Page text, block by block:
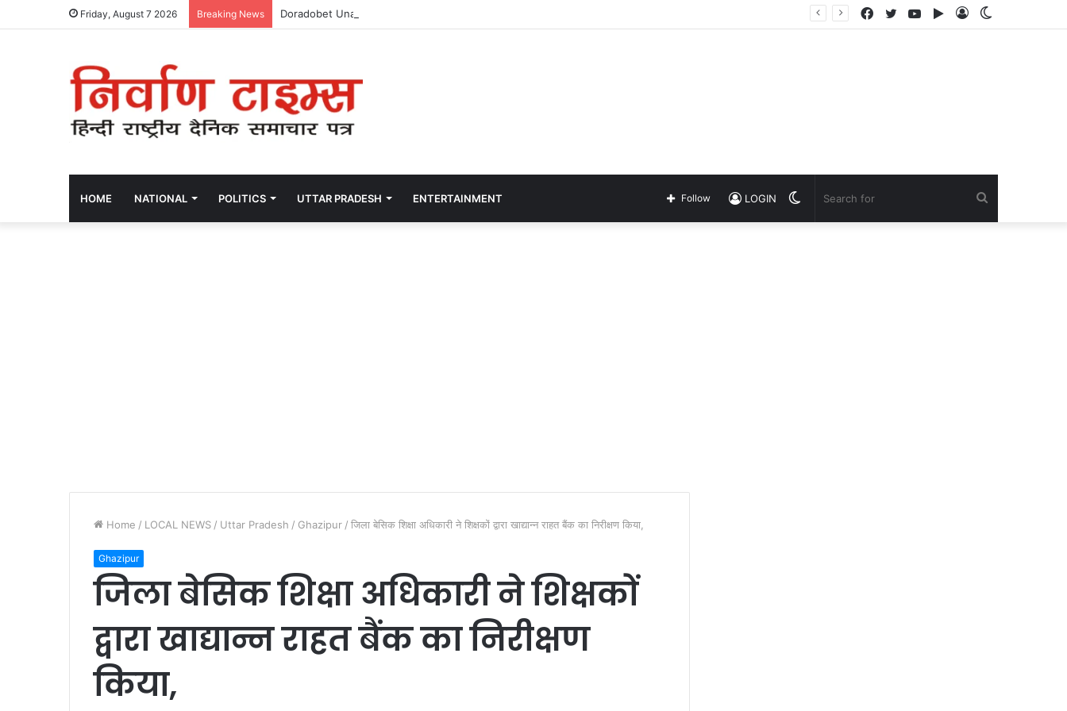
Friday, August 7 2026 Breaking News Doradobet Una Guía Completa para Apostar Inteligentemente
Log
Google
YouTube
Twitter
Facebook
HOME NATIONAL POLITICS UTTAR PRADESH ENTERTAINMENT Switch
LOGIN
Follow
Home / LOCAL NEWS / Uttar Pradesh / Ghazipur / जिला बेसिक शिक्षा अधिकारी ने शिक्षकों द्वारा खाद्यान्न राहत बैंक का निरीक्षण किया,
Ghazipur
जिला बेसिक शिक्षा अधिकारी ने शिक्षकों
द्वारा खाद्यान्न राहत बैंक का निरीक्षण
किया,